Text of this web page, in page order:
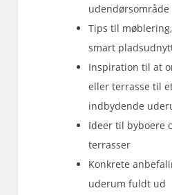
udendørsområde
Tips til
smart
Inspiration til at
eller terrasse til
indbydende
Ideer til byboere
terrasser
Konkrete
uderum fuldt ud